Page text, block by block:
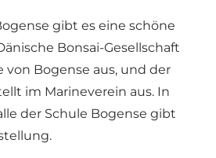
gibt es eine schöne
Bonsai-Gesellschaft
von Bogense aus, und der
im Marineverein aus. In
der Schule Bogense gibt